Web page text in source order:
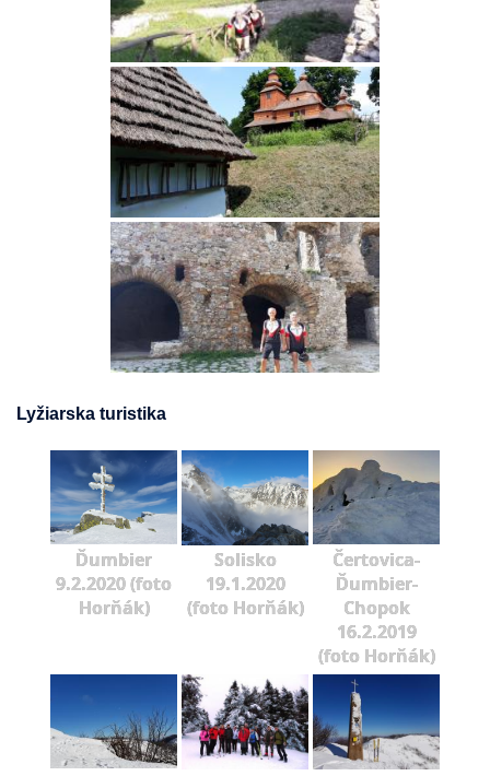
Lyžiarska turistika
Ďumbier
9.2.2020 (foto
Horňák)
Solisko
19.1.2020
(foto Horňák)
Čertovica-
Ďumbier-
Chopok
16.2.2019
(foto Horňák)